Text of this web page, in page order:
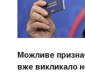
Можливе
вже викликало